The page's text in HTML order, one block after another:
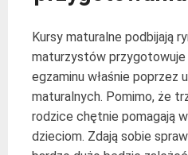
Kursy maturalne podbijają
maturzystów przygotowuje
egzaminu właśnie
maturalnych. Pomimo, że
rodzice chętnie pomagają
dzieciom. Zdają sobie